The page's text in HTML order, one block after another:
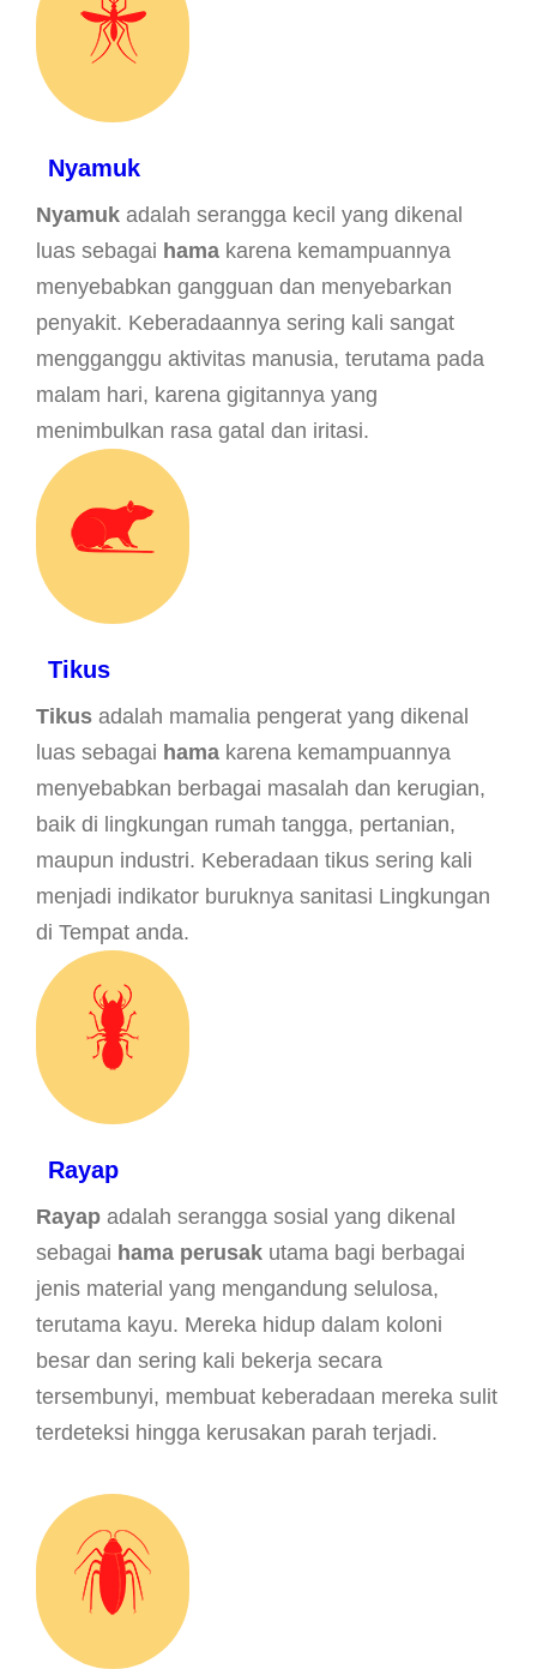
Nyamuk
Nyamuk adalah serangga kecil yang dikenal
luas sebagai hama karena kemampuannya
menyebabkan gangguan dan menyebarkan
penyakit. Keberadaannya sering kali sangat
mengganggu aktivitas manusia, terutama pada
malam hari, karena gigitannya yang
menimbulkan rasa gatal dan iritasi.
Tikus
Tikus adalah mamalia pengerat yang dikenal
luas sebagai hama karena kemampuannya
menyebabkan berbagai masalah dan kerugian,
baik di lingkungan rumah tangga, pertanian,
maupun industri. Keberadaan tikus sering kali
menjadi indikator buruknya sanitasi Lingkungan
di Tempat anda.
Rayap
Rayap adalah serangga sosial yang dikenal
sebagai hama perusak utama bagi berbagai
jenis material yang mengandung selulosa,
terutama kayu. Mereka hidup dalam koloni
besar dan sering kali bekerja secara
tersembunyi, membuat keberadaan mereka sulit
terdeteksi hingga kerusakan parah terjadi.